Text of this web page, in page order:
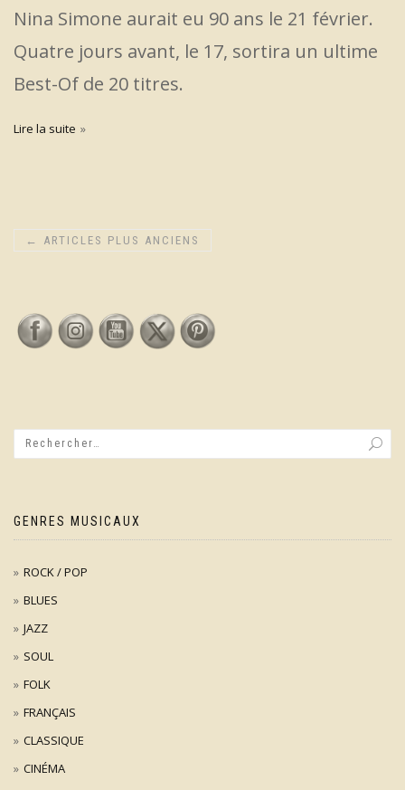
Nina Simone aurait eu 90 ans le 21 février.
Quatre jours avant, le 17, sortira un ultime
Best-Of de 20 titres.
Lire la suite
← ARTICLES PLUS ANCIENS
GENRES MUSICAUX
ROCK / POP
BLUES
JAZZ
SOUL
FOLK
FRANÇAIS
CLASSIQUE
CINÉMA